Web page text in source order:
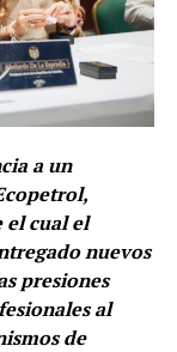
a un
el cual el
nuevos
presiones
al
de